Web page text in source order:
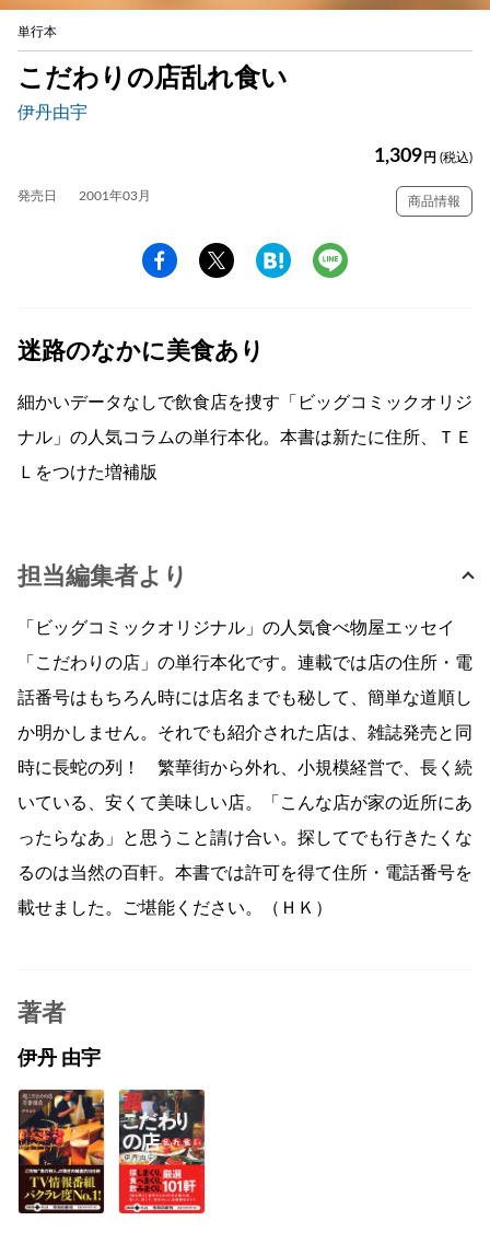
単行本
こだわりの店乱れ食い
伊丹由宇
1,309 円 (税込)
発売日 2001年03月 商品情報
迷路のなかに美食あり
細かいデータなしで飲食店を捜す「ビッグコミックオリジ
ナル」の人気コラムの単行本化。本書は新たに住所、ＴＥ
Ｌをつけた増補版
担当編集者より
「ビッグコミックオリジナル」の人気食べ物屋エッセイ
「こだわりの店」の単行本化です。連載では店の住所・電
話番号はもちろん時には店名までも秘して、簡単な道順し
か明かしません。それでも紹介された店は、雑誌発売と同
時に長蛇の列！ 繁華街から外れ、小規模経営で、長く続
いている、安くて美味しい店。「こんな店が家の近所にあ
ったらなあ」と思うこと請け合い。探してでも行きたくな
るのは当然の百軒。本書では許可を得て住所・電話番号を
載せました。ご堪能ください。（ＨＫ）
著者
伊丹 由宇